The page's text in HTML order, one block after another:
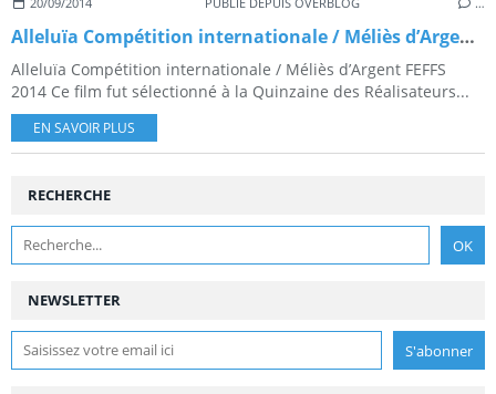
Alleluïa Compétition internationale / Méliès d’Argent FEFFS 2014
Alleluïa Compétition internationale / Méliès d’Argent FEFFS
2014 Ce film fut sélectionné à la Quinzaine des Réalisateurs...
EN SAVOIR PLUS
NEWSLETTER
RECHERCHE